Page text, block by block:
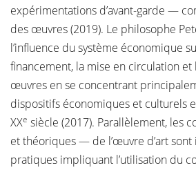
expérimentations d’avant-garde —
des œuvres (2019). Le philosophe
l’influence du système économique
financement, la mise en circulation
œuvres en se concentrant
dispositifs économiques et culturels
XXe siècle (2017). Parallèlement, les
et théoriques — de l’œuvre d’art
pratiques impliquant l’utilisation du